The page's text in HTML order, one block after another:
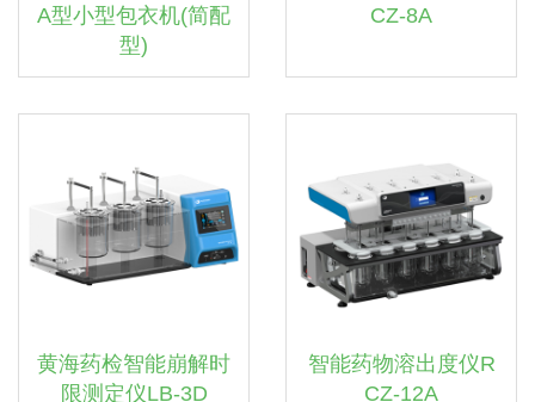
A型小型包衣机(简配
型)
CZ-8A
黄海药检智能崩解时
限测定仪LB-3D
智能药物溶出度仪R
CZ-12A